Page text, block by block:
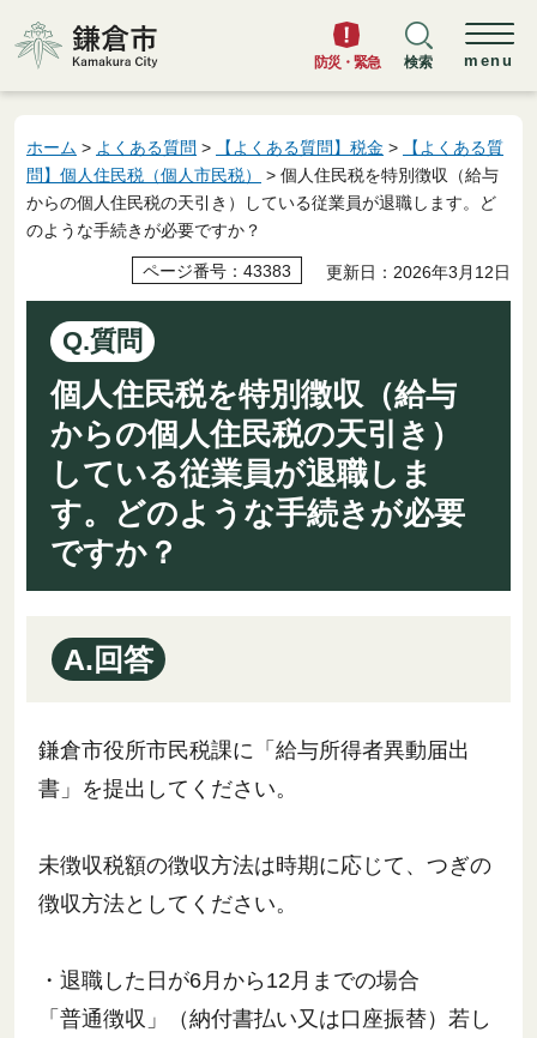
鎌倉市
防災・緊急 検索 menu
ホーム > よくある質問 > 【よくある質問】税金 >
【よくある質
問】個人住民税（個人市民税）
> 個人住民税を特別徴収（給与
からの個人住民税の天引き）している従業員が退職します。ど
のような手続きが必要ですか？
ページ番号：43383 更新日：2026年3月12日
Q.質問
個人住民税を特別徴収（給与
からの個人住民税の天引き）
している従業員が退職しま
す。どのような手続きが必要
ですか？
A.回答
鎌倉市役所市民税課に「給与所得者異動届出
書」を提出してください。
未徴収税額の徴収方法は時期に応じて、つぎの
徴収方法としてください。
・退職した日が6月から12月までの場合
「普通徴収」（納付書払い又は口座振替）若し